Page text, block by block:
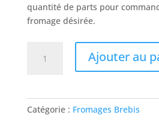
quantité de parts pour
fromage désirée.
Maquis
Ajouter au
Catégorie : Fromages Brebis